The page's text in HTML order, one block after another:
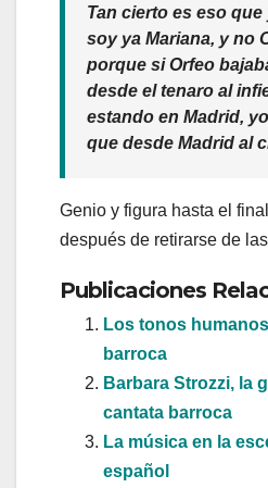
Tan cierto es eso que
soy ya Mariana, y no
porque si Orfeo
desde el tenaro al
estando en Madrid,
que desde Madrid al
Genio y figura hasta el
después de retirarse de
Publicaciones
Los tonos
barroca
Barbara Strozzi, la
cantata barroca
La música en la
español